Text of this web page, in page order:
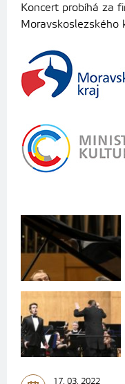
Koncert probíhá za
Moravskoslezského
17. 03. 2022